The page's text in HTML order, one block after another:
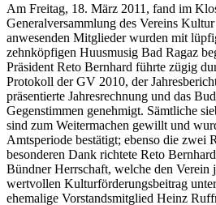
Am Freitag, 18. März 2011, fand im
Generalversammlung des Vereins
anwesenden Mitglieder wurden mit
zehnköpfigen Huusmusig Bad Ragaz
Präsident Reto Bernhard führte zügig
Protokoll der GV 2010, der
präsentierte Jahresrechnung und das
Gegenstimmen genehmigt. Sämtliche
sind zum Weitermachen gewillt und
Amtsperiode bestätigt; ebenso die zwei
besonderen Dank richtete Reto
Bündner Herrschaft, welche den Verein
wertvollen Kulturförderungsbeitrag
ehemalige Vorstandsmitglied Heinz